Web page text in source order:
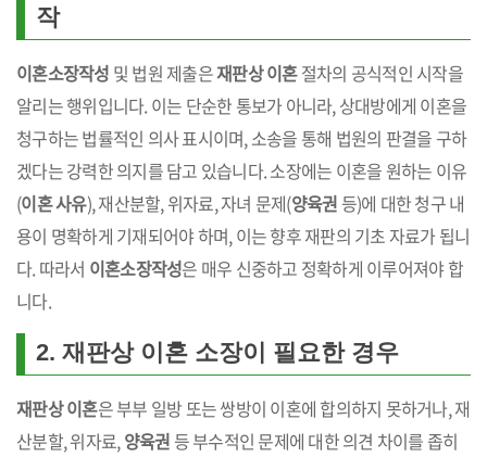
작
이혼소장작성 및 법원 제출은재판상 이혼절차의 공식적인 시작을
알리는 행위입니다. 이는 단순한 통보가 아니라, 상대방에게 이혼을
청구하는 법률적인 의사 표시이며, 소송을 통해 법원의 판결을 구하
겠다는 강력한 의지를 담고 있습니다. 소장에는 이혼을 원하는 이유
(이혼 사유), 재산분할, 위자료, 자녀 문제(양육권 등)에 대한 청구 내
용이 명확하게 기재되어야 하며, 이는 향후 재판의 기초 자료가 됩니
다. 따라서 이혼소장작성은 매우 신중하고 정확하게 이루어져야 합
니다.
2. 재판상 이혼 소장이 필요한 경우
재판상 이혼은 부부 일방 또는 쌍방이 이혼에 합의하지 못하거나, 재
산분할, 위자료,양육권 등 부수적인 문제에 대한 의견 차이를 좁히